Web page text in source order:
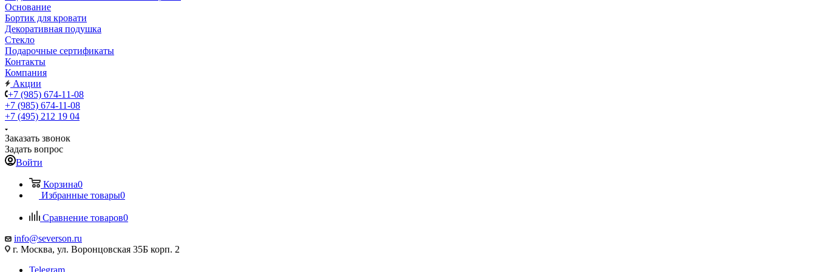
Основание
Бортик для кровати
Декоративная подушка
Стекло
Подарочные сертификаты
Контакты
Компания
Акции
+7 (985) 674-11-08
+7 (985) 674-11-08
+7 (495) 212 19 04
Заказать звонок
Задать вопрос
Войти
Корзина0
Избранные товары0
Сравнение товаров0
info@severson.ru
г. Москва, ул. Воронцовская 35Б корп. 2
Telegram